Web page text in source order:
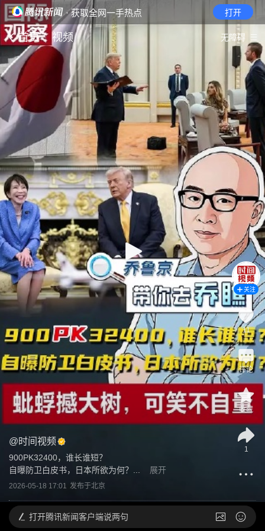
· 获取全网一手热点 打开
首页 视频 无障碍
@时间视频
900PK32400，谁长谁短？
自曝防卫白皮书，日本所欲为何？...
展开
2026-05-18 17:01 发布于北京
关注
11
评论
收藏
1
打开腾讯新闻客户端说两句